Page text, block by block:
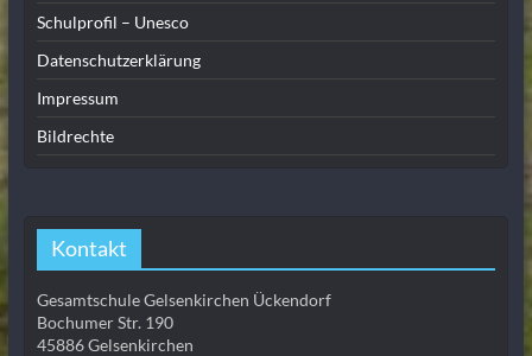
Schulprofil – Unesco
Datenschutzerklärung
Impressum
Bildrechte
Kontakt
Gesamtschule Gelsenkirchen Ückendorf
Bochumer Str. 190
45886 Gelsenkirchen